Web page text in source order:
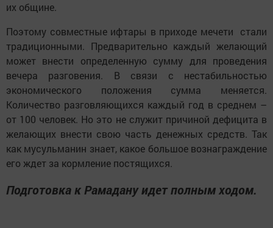
их общине.
Поэтому совместные ифтары в приходе мечети стали
традиционными. Предварительно каждый желающий
может внести определенную сумму для проведения
вечера разговения. В связи с нестабильностью
экономического положения сумма меняется.
Количество разговляющихся каждый год в среднем –
от 100 человек. Но это не служит причиной дефицита в
желающих внести свою часть денежных средств. Так
как мусульманин знает, какое большое вознаграждение
его ждет за кормление постящихся.
Подготовка к Рамадану идет полным ходом.